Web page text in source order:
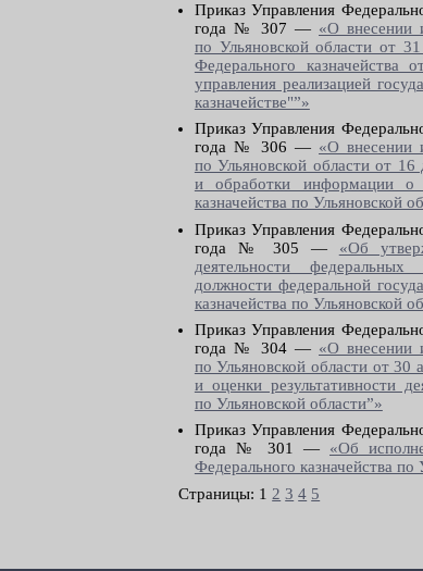
Приказ Управления
года № 307 — «О внесении
по Ульяновской области от
Федерального
управления реализацией
казначействе"”»
Приказ Управления
года № 306 — «О внесении
по Ульяновской области от
и обработки информации о
казначейства по Ульяновской
Приказ Управления
года № 305 — «Об
деятельности
должности федеральной
казначейства по Ульяновской
Приказ Управления
года № 304 — «О внесении
по Ульяновской области от
и оценки результативности
по Ульяновской области”»
Приказ Управления
года № 301 — «Об
Федерального казначейства
Страницы: 1 2 3 4 5